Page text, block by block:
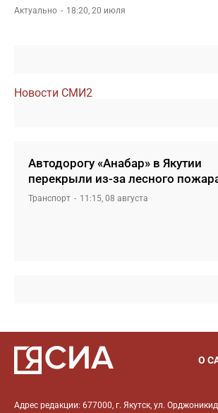
Актуально 18:20, 20 июля
Новости СМИ2
Автодорогу «Анабар» в Якутии
перекрыли из-за лесного
Транспорт 11:15, 08 августа
О
Адрес редакции: 677000, г. Якутск, ул.